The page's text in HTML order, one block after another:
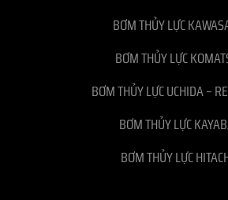
BƠM THỦY LỰC
BƠM THỦY LỰC
BƠM THỦY LỰC UCHIDA –
BƠM THỦY LỰC
BƠM THỦY LỰC